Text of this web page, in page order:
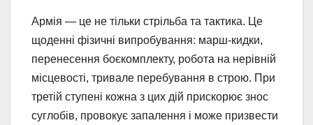
Армія — це не тільки стрільба та тактика. Це
щоденні фізичні випробування: марш-кидки,
перенесення боєкомплекту, робота на нерівній
місцевості, тривале перебування в строю. При
третій ступені кожна з цих дій прискорює знос
суглобів, провокує запалення і може призвести